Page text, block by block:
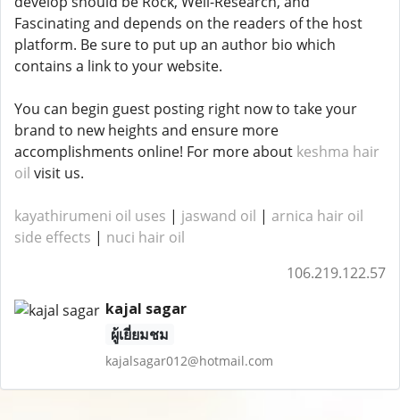
Fascinating and depends on the readers of the host
platform. Be sure to put up an author bio which
contains a link to your website.
You can begin guest posting right now to take your
brand to new heights and ensure more
accomplishments online! For more about keshma hair
oil visit us.
kayathirumeni oil uses | jaswand oil | arnica hair oil
side effects ​​​​ | nuci hair oil
106.219.122.57
kajal sagar
ผู้เยี่ยมชม
kajalsagar012@hotmail.com